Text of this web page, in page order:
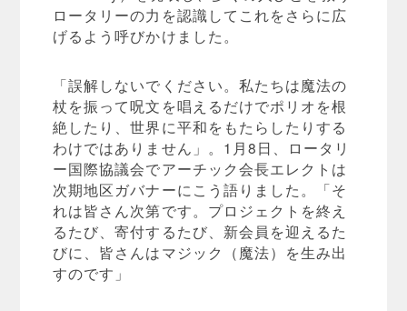
ロータリーの力を認識してこれをさらに広
げるよう呼びかけました。
「誤解しないでください。私たちは魔法の
杖を振って呪文を唱えるだけでポリオを根
絶したり、世界に平和をもたらしたりする
わけではありません」。1月8日、ロータリ
ー国際協議会でアーチック会長エレクトは
次期地区ガバナーにこう語りました。「そ
れは皆さん次第です。プロジェクトを終え
るたび、寄付するたび、新会員を迎えるた
びに、皆さんはマジック（魔法）を生み出
すのです」